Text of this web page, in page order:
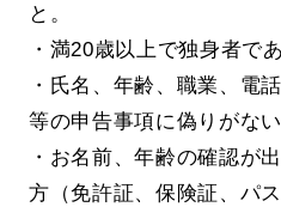
と。
・満20歳以上で独身者で
・氏名、年齢、職業、電
等の申告事項に偽りがない
・お名前、年齢の確認が
方（免許証、保険証、パ